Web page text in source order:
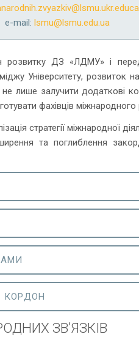
е-mail: lsmu@lsmu.edu.ua
розвитку ДЗ «ЛДМУ» і
Університету, розвиток
не лише залучити додаткові
фахівців міжнародного
стратегії міжнародної
та поглиблення
КОРДОН
ЗВʼЯЗКІВ